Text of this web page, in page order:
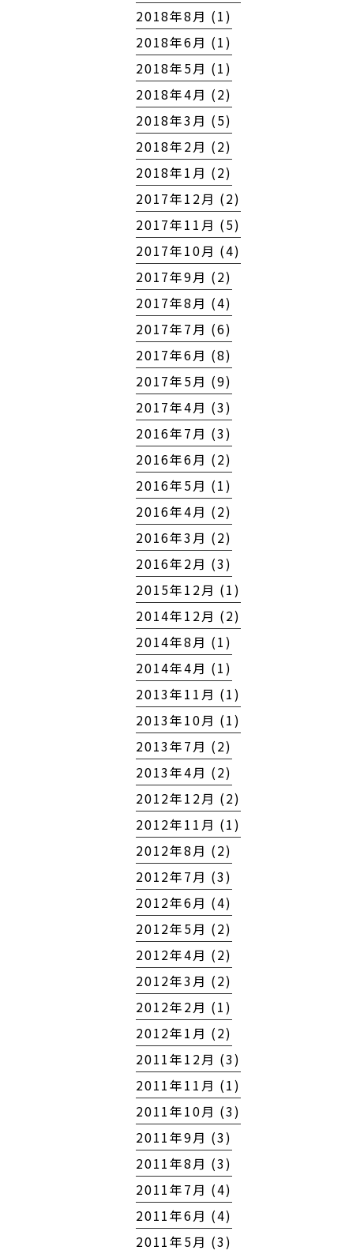
2018年8月 (1)
2018年6月 (1)
2018年5月 (1)
2018年4月 (2)
2018年3月 (5)
2018年2月 (2)
2018年1月 (2)
2017年12月 (2)
2017年11月 (5)
2017年10月 (4)
2017年9月 (2)
2017年8月 (4)
2017年7月 (6)
2017年6月 (8)
2017年5月 (9)
2017年4月 (3)
2016年7月 (3)
2016年6月 (2)
2016年5月 (1)
2016年4月 (2)
2016年3月 (2)
2016年2月 (3)
2015年12月 (1)
2014年12月 (2)
2014年8月 (1)
2014年4月 (1)
2013年11月 (1)
2013年10月 (1)
2013年7月 (2)
2013年4月 (2)
2012年12月 (2)
2012年11月 (1)
2012年8月 (2)
2012年7月 (3)
2012年6月 (4)
2012年5月 (2)
2012年4月 (2)
2012年3月 (2)
2012年2月 (1)
2012年1月 (2)
2011年12月 (3)
2011年11月 (1)
2011年10月 (3)
2011年9月 (3)
2011年8月 (3)
2011年7月 (4)
2011年6月 (4)
2011年5月 (3)